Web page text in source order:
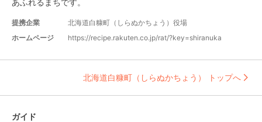
提携企業
北海道白糠町（しらぬかちょう）役場
ホームページ
https://recipe.rakuten.co.jp/rat/?key=shiranuka
北海道白糠町（しらぬかちょう） トップへ
ガイド